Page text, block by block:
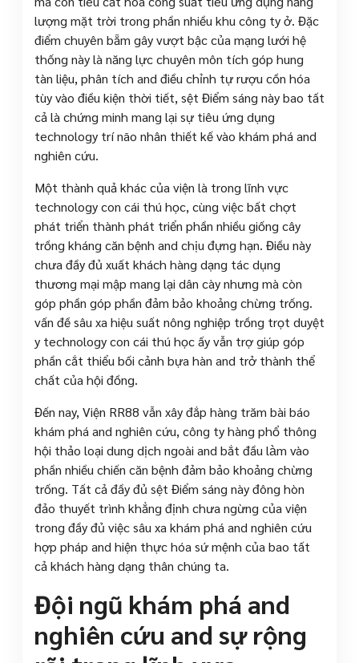
lượng mặt trời trong phần nhiều khu công ty ở. Đặc
điểm chuyên bẵm gây vượt bậc của mạng lưới hệ
thống này là năng lực chuyên môn tích góp hung
tàn liệu, phân tích and điều chỉnh tự rượu cồn hóa
tùy vào điều kiện thời tiết, sệt Điểm sáng này bao tất
cả là chứng minh mang lại sự tiêu ứng dụng
technology trí não nhân thiết kế vào khám phá and
nghiên cứu.
Một thành quả khác của viện là trong lĩnh vực
technology con cái thú học, cùng việc bất chợt
phát triển thành phát triển phần nhiều giống cây
trồng kháng căn bệnh and chịu đựng hạn. Điều này
chưa đầy đủ xuất khách hàng dạng tác dụng
thương mại mập mang lại dân cày nhưng mà còn
góp phần góp phần đảm bảo khoảng chừng trống.
vấn đề sâu xa hiệu suất nông nghiệp trồng trọt duyệt
y technology con cái thú học ấy vẫn trợ giúp góp
phần cắt thiểu bối cảnh bựa hàn and trở thành thể
chất của hội đồng.
Đến nay, Viện RR88 vẫn xây đắp hàng trăm bài báo
khám phá and nghiên cứu, công ty hàng phổ thông
hội thảo loại dung dịch ngoài and bắt đầu làm vào
phần nhiều chiến căn bệnh đảm bảo khoảng chừng
trống. Tất cả đầy đủ sệt Điểm sáng này đông hòn
đảo thuyết trình khẳng định chưa ngừng của viện
trong đầy đủ việc sâu xa khám phá and nghiên cứu
hợp pháp and hiện thực hóa sứ mệnh của bao tất
cả khách hàng dạng thân chúng ta.
Đội ngũ khám phá and
nghiên cứu and sự rộng